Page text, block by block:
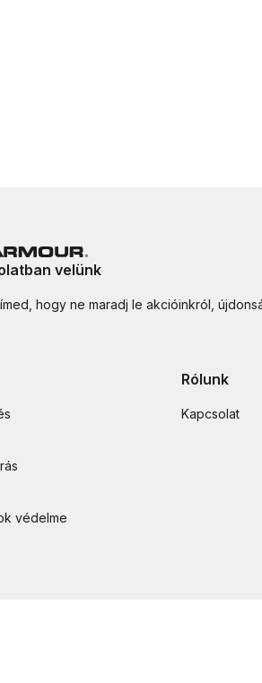
velünk
hogy ne maradj le akcióinkról,
védelme
Rólunk
Kapcsolat